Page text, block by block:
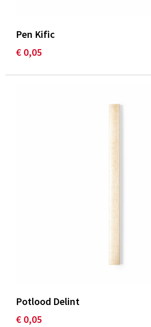
Pen Kific
€ 0,05
Potlood Delint
€ 0,05